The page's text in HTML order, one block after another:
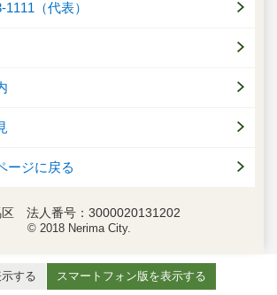
（代表）
ージに戻る
区 法人番号：3000020131202
© 2018 Nerima City.
する スマートフォン版を表示する